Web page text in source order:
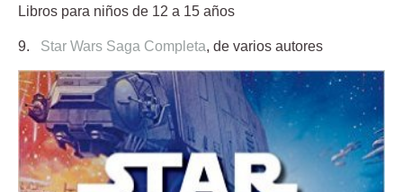
Libros para niños de 12 a 15 años
9. Star Wars Saga Completa, de varios autores